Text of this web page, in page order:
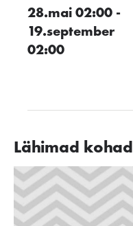
28.mai 02:00 -
19.september
02:00
Lähimad kohad